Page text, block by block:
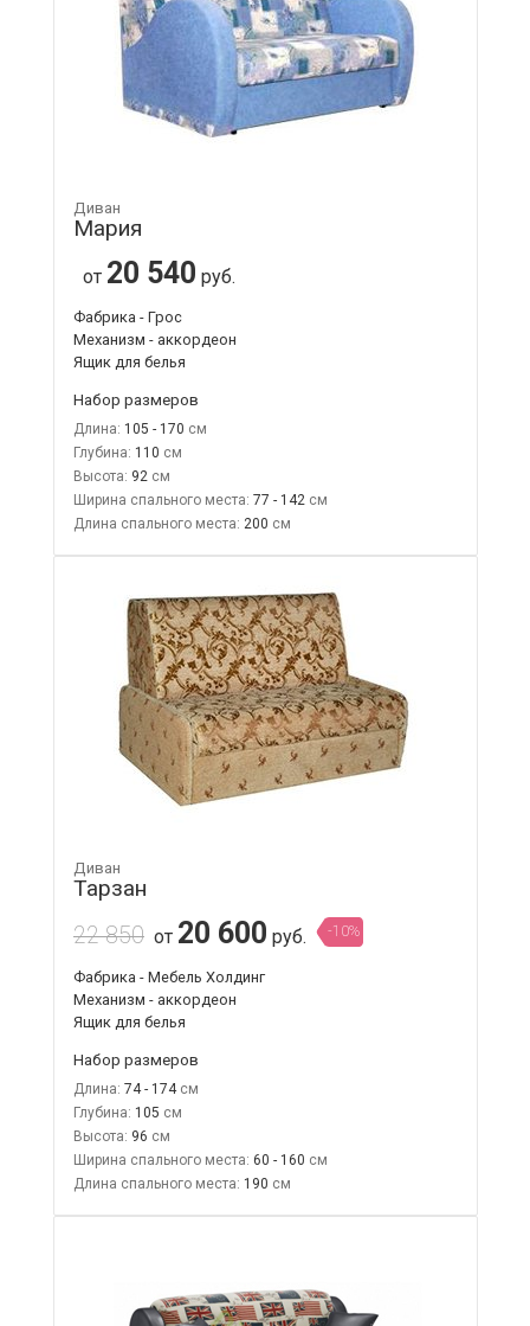
Диван
Мария
от 20 540 руб.
Фабрика - Грос
Механизм - аккордеон
Ящик для белья
Набор размеров
Длина: 105 - 170
Глубина: 110
Высота: 92
Ширина спального места: 77 - 142
Длина спального места: 200
Диван
Тарзан
22 850 от 20 600 руб. -10%
Фабрика - Мебель Холдинг
Механизм - аккордеон
Ящик для белья
Набор размеров
Длина: 74 - 174
Глубина: 105
Высота: 96
Ширина спального места: 60 - 160
Длина спального места: 190